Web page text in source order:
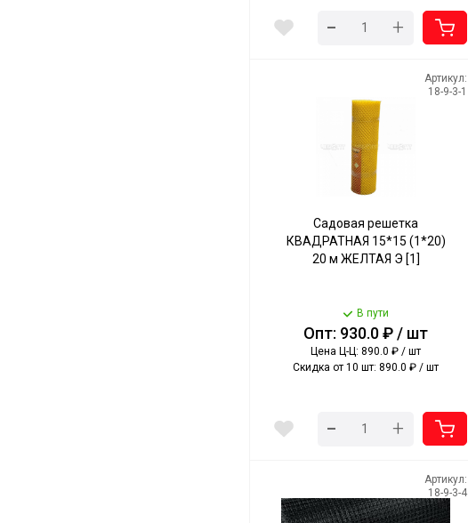
- +
Артикул:
18-9-3-1
Садовая решетка
КВАДРАТНАЯ 15*15 (1*20)
20 м ЖЕЛТАЯ Э [1]
В пути
Опт: 930.0 ₽ / шт
Цена Ц-Ц: 890.0 ₽ / шт
Скидка от 10 шт: 890.0 ₽ / шт
- +
Артикул:
18-9-3-4